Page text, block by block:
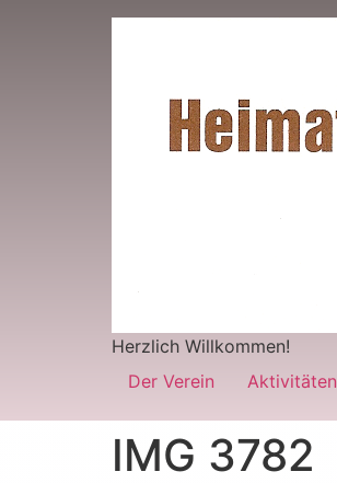
Herzlich Willkommen!
Der Verein
Aktivitäten
IMG 3782